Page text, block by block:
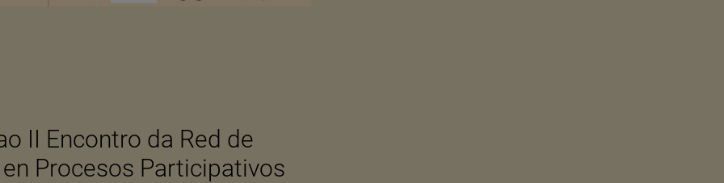
II Encontro da Red de
Procesos Participativos